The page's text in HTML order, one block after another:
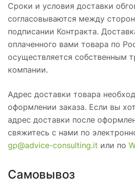
Сроки и условия доставки
согласовываются между
подписании Контракта.
оплаченного вами товара по
осуществляется собственным
компании.
Адрес доставки товара
оформлении заказа. Если вы
адрес доставки после
свяжитесь с нами по
gp@advice-consulting.it или по
Самовывоз